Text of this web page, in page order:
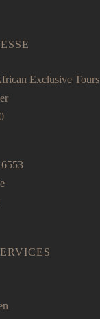
Exclusive Tours